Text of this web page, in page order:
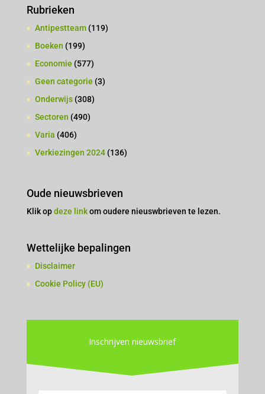
Rubrieken
Antipestteam(119)
Boeken (199)
Economie (577)
Geen categorie (3)
Onderwijs(308)
Sectoren (490)
Varia (406)
Verkiezingen 2024(136)
Oude nieuwsbrieven
Klik opdeze linkom oudere nieuswbrieven te lezen.
Wettelijke bepalingen
Disclaimer
Cookie Policy (EU)
Inschrijven nieuwsbrief